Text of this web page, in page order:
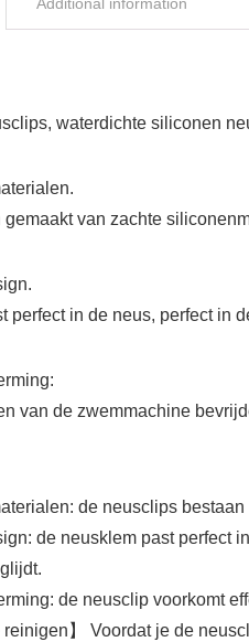
waterdichte siliconen
van zachte
perfect in de neus, perfect in
van de zwemmachine
de neusclips
de neusklem past perfect
de neusclip voorkomt
reinigen】 Voordat je de